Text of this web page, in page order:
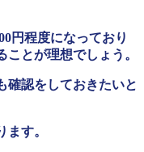
円程度になっており
とが理想でしょう。
確認をしておきたいと
す。